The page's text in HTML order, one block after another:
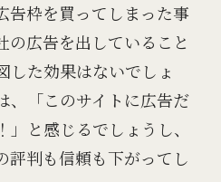
告枠を買ってしまった事
の広告を出していること
した効果はないでしょ
、「このサイトに広告だ
と感じるでしょうし、
評判も信頼も下がってし